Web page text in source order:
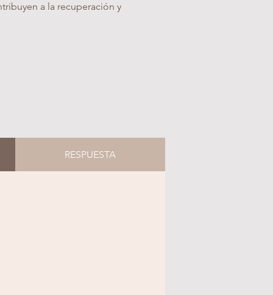
a la recuperación y
RESPUESTA